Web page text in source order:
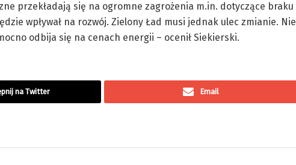
przekładają się na ogromne zagrożenia m.in. dotyczące braku
wpływał na rozwój. Zielony Ład musi jednak ulec zmianie. Nie
odbija się na cenach energii – ocenił Siekierski.
na Twitter Email